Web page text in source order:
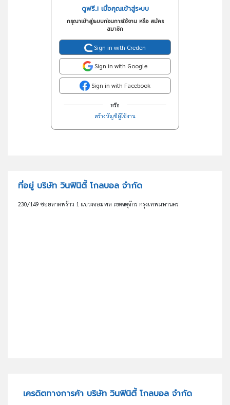
ดูฟรี..! เมื่อคุณเข้าสู่ระบบ
กรุณาเข้าสู่ระบบก่อนการใช้งาน หรือ สมัคร
สมาชิก
Sign in with Creden
Sign in with Google
Sign in with Facebook
หรือ
สร้างบัญชีผู้ใช้งาน
ที่อยู่ บริษัท วินฟินิตี้ โกลบอล จำกัด
230/149 ซอยลาดพร้าว 1 แขวงจอมพล เขตจตุจักร กรุงเทพมหานคร
เครดิตทางการค้า บริษัท วินฟินิตี้ โกลบอล จำกัด